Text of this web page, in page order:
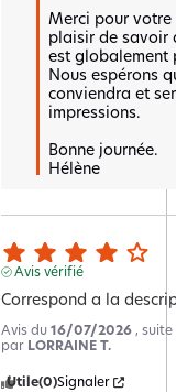
Merci pour votre
plaisir de savoir
est
Nous espérons
conviendra et
impressions.
Bonne journée.
Hélène
Avis vérifié
Correspond a la
Avis du 16/07/2026 , suite
par LORRAINE T.
Utile(0)Signaler